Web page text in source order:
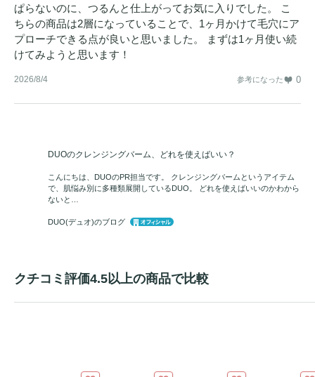
ぱらないのに、つるんと仕上がってお気に入りでした。 こ
ちらの商品は2層になっていることで、1ヶ月かけて毛穴にア
プローチできる点が良いと思いました。 まずは1ヶ月使い続
けてみようと思います！
2026/8/4 参考になった 0
DUOのクレンジングバーム、どれを使えばいい？
こんにちは、DUOのPR担当です。 クレンジングバームというアイテム
で、肌悩み別に多種類展開しているDUO。 どれを使えばいいのかわから
ないと…
DUO(デュオ)のブログ
クチコミ評価4.5以上の商品で比較